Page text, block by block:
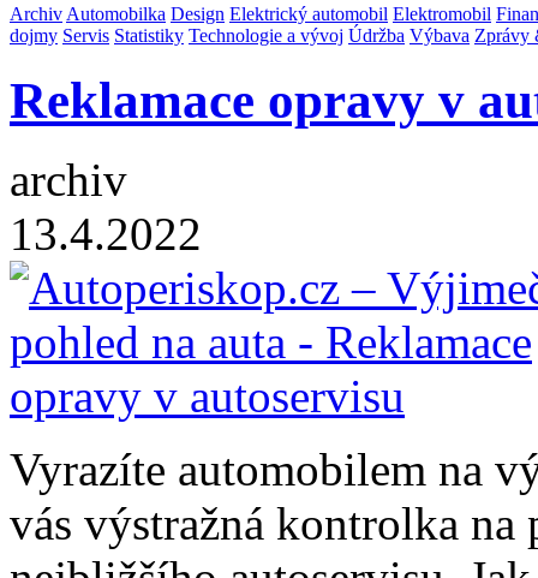
Archiv Automobilka Design Elektrický automobil Elektromobil
dojmy Servis Statistiky Technologie a vývoj Údržba Výbava Zprávy
Reklamace opravy v
archiv
13.4.2022
Vyrazíte automobilem na
vás výstražná kontrolka na